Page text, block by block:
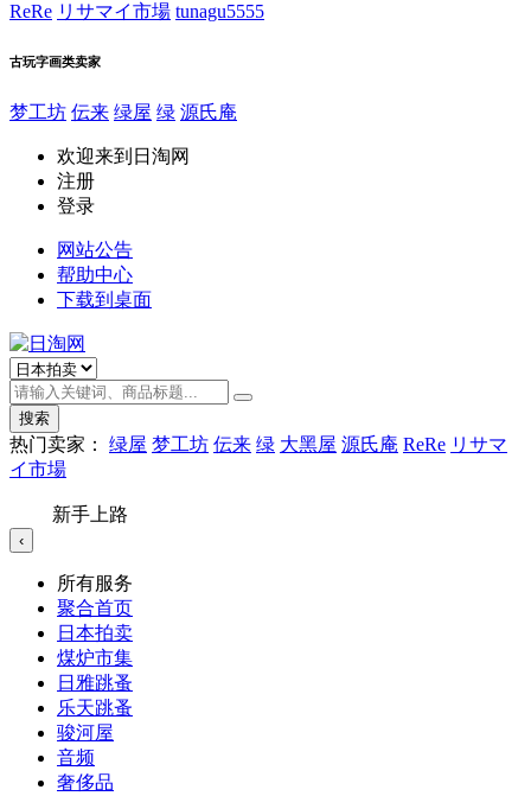
ReRe リサマイ市場 tunagu5555
古玩字画类卖家
梦工坊 伝来 绿屋 绿 源氏庵
欢迎来到日淘网
注册
登录
网站公告
帮助中心
下载到桌面
搜索
热门卖家： 绿屋 梦工坊 伝来 绿 大黑屋 源氏庵 ReRe リサマ
イ市場
新手上路
‹
所有服务
聚合首页
日本拍卖
煤炉市集
日雅跳蚤
乐天跳蚤
骏河屋
音频
奢侈品